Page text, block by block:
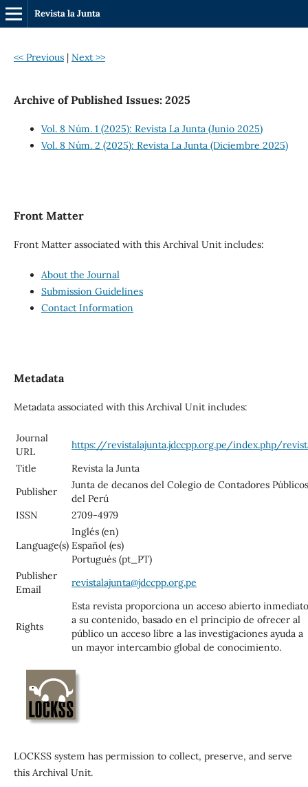
Revista la Junta
<< Previous| Next >>
Archive of Published Issues: 2025
Vol. 8 Núm. 1 (2025): Revista La Junta (Junio 2025)
Vol. 8 Núm. 2 (2025): Revista La Junta (Diciembre 2025)
Front Matter
Front Matter associated with this Archival Unit includes:
About the Journal
Submission Guidelines
Contact Information
Metadata
Metadata associated with this Archival Unit includes:
Journal
URL
https://revistalajunta.jdccpp.org.pe/index.php/
Title
Revista la Junta
Publisher
Junta de decanos del Colegio de Contadores Públicos
del Perú
ISSN
2709-4979
Language(s)
Inglés (en)
Español (es)
Portugués (pt_PT)
Publisher
Email
revistalajunta@jdccpp.org.pe
Rights
Esta revista proporciona un acceso abierto inmediato
a su contenido, basado en el principio de ofrecer al
público un acceso libre a las investigaciones ayuda a
un mayor intercambio global de conocimiento.
LOCKSS system has permission to collect, preserve, and serve
this Archival Unit.